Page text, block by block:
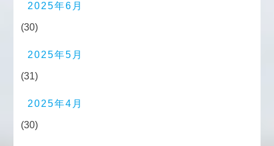
2025年6月
(30)
2025年5月
(31)
2025年4月
(30)